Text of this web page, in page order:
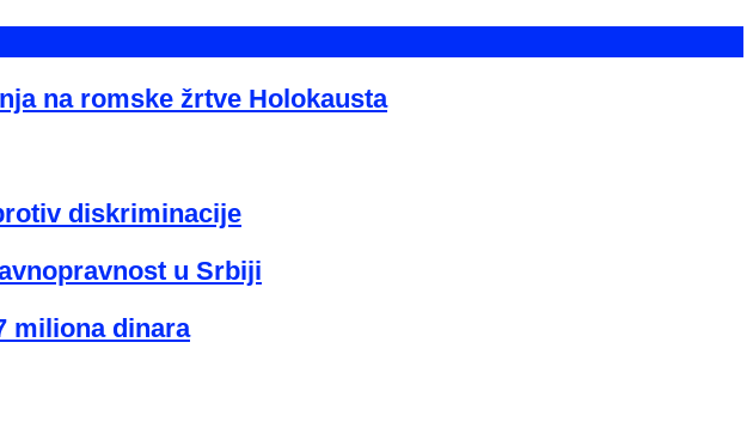
na romske žrtve Holokausta
diskriminacije
u Srbiji
miliona dinara